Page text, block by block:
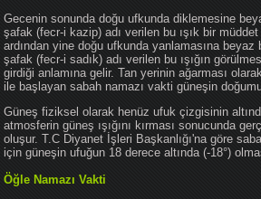
Gecenin sonunda doğu ufkunda diklemesine
şafak (fecr-i kazip) adı verilen bu ışık bir
ardından yine doğu ufkunda yanlamasına beyaz
şafak (fecr-i sadık) adı verilen bu ışığın
girdiği anlamına gelir. Tan yerinin ağarması
ile başlayan sabah namazı vakti güneşin
Güneş fiziksel olarak henüz ufuk çizgisinin
atmosferin güneş ışığını kırması sonucunda
oluşur. T.C Diyanet İşleri Başkanlığı'na göre
için güneşin ufuğun 18 derece altında (-18°)
Öğle Namazı Vakti